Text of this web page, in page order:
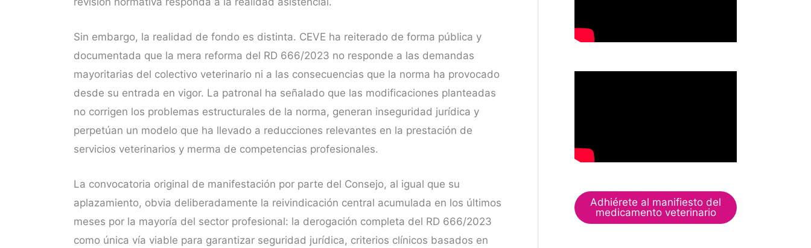
Sin embargo, la realidad de fondo es distinta. CEVE ha reiterado de forma pública y
documentada que la mera reforma del RD 666/2023 no responde a las demandas
mayoritarias del colectivo veterinario ni a las consecuencias que la norma ha provocado
desde su entrada en vigor. La patronal ha señalado que las modificaciones planteadas
no corrigen los problemas estructurales de la norma, generan inseguridad jurídica y
perpetúan un modelo que ha llevado a reducciones relevantes en la prestación de
servicios veterinarios y merma de competencias profesionales.
La convocatoria original de manifestación por parte del Consejo, al igual que su
aplazamiento, obvia deliberadamente la reivindicación central acumulada en los últimos
meses por la mayoría del sector profesional: la derogación completa del RD 666/2023
como única vía viable para garantizar seguridad jurídica, criterios clínicos basados en
Adhiérete al manifiesto del
medicamento veterinario